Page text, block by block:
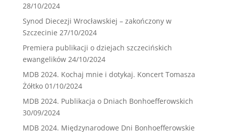
28/10/2024
Synod Diecezji Wrocławskiej – zakończony w
Szczecinie 27/10/2024
Premiera publikacji o dziejach szczecińskich
ewangelików 24/10/2024
MDB 2024. Kochaj mnie i dotykaj. Koncert Tomasza
Żółtko 01/10/2024
MDB 2024. Publikacja o Dniach Bonhoefferowskich
30/09/2024
MDB 2024. Międzynarodowe Dni Bonhoefferowskie